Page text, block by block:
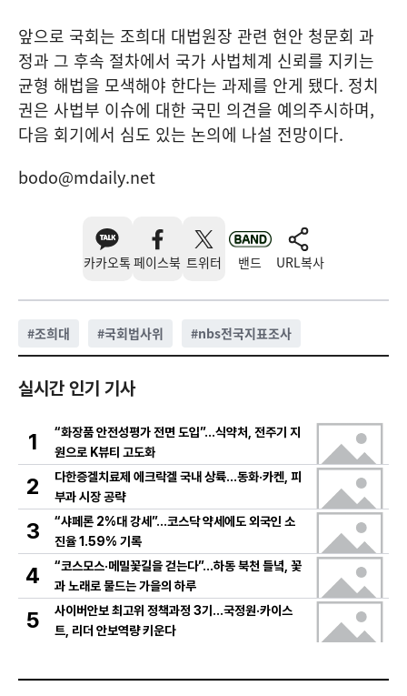
앞으로 국회는 조희대 대법원장 관련 현안 청문회 과
정과 그 후속 절차에서 국가 사법체계 신뢰를 지키는
균형 해법을 모색해야 한다는 과제를 안게 됐다. 정치
권은 사법부 이슈에 대한 국민 의견을 예의주시하며,
다음 회기에서 심도 있는 논의에 나설 전망이다.
bodo@mdaily.net
카카오톡 페이스북 트위터 밴드 URL복사
#조희대 #국회법사위 #nbs전국지표조사
실시간 인기 기사
1
“화장품 안전성평가 전면 도입”…식약처, 전주기 지
원으로 K뷰티 고도화
2
다한증겔치료제 에크락겔 국내 상륙…동화·카켄, 피
부과 시장 공략
3
“샤페론 2%대 강세”…코스닥 약세에도 외국인 소
진율 1.59% 기록
4
“코스모스·메밀꽃길을 걷는다”…하동 북천 들녘, 꽃
과 노래로 물드는 가을의 하루
5
사이버안보 최고위 정책과정 3기…국정원·카이스
트, 리더 안보역량 키운다